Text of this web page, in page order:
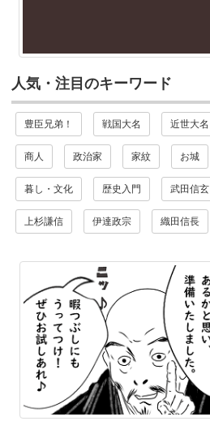
人気・注目のキーワード
豊臣兄弟！ 戦国大名 近世大名
商人 政治家 家紋 お城
暮し・文化 歴史入門 武田信玄
上杉謙信 伊達政宗 織田信長